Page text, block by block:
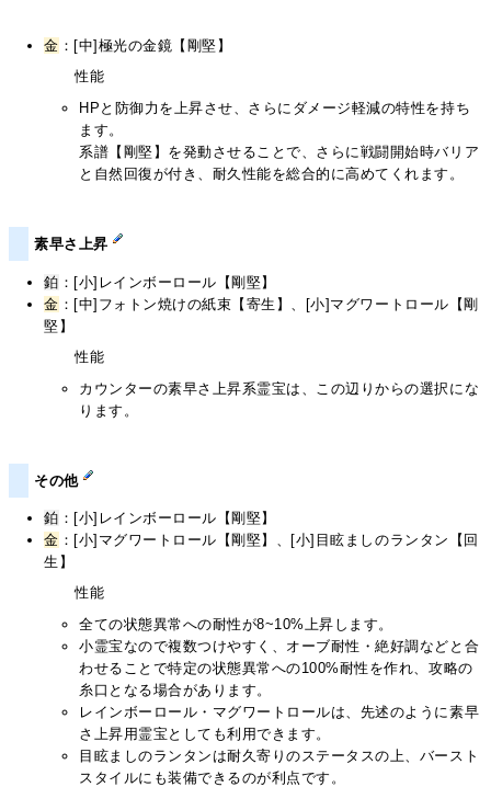
金 ：[中]極光の金鏡【剛堅】
性能
HPと防御力を上昇させ、さらにダメージ軽減の特性を持ち
ます。
系譜【剛堅】を発動させることで、さらに戦闘開始時バリア
と自然回復が付き、耐久性能を総合的に高めてくれます。
素早さ上昇
鉑 ：[小]レインボーロール【剛堅】
金 ：[中]フォトン焼けの紙束【寄生】、[小]マグワートロール【剛
堅】
性能
カウンターの素早さ上昇系霊宝は、この辺りからの選択にな
ります。
その他
鉑 ：[小]レインボーロール【剛堅】
金 ：[小]マグワートロール【剛堅】、[小]目眩ましのランタン【回
生】
性能
全ての状態異常への耐性が8~10%上昇します。
小霊宝なので複数つけやすく、オーブ耐性・絶好調などと合
わせることで特定の状態異常への100%耐性を作れ、攻略の
糸口となる場合があります。
レインボーロール・マグワートロールは、先述のように素早
さ上昇用霊宝としても利用できます。
目眩ましのランタンは耐久寄りのステータスの上、バースト
スタイルにも装備できるのが利点です。